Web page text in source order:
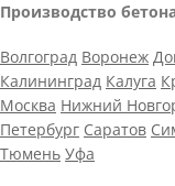
Производство
Волгоград Воронеж
Калининград Калуга
Москва Нижний
Петербург Саратов
Тюмень Уфа